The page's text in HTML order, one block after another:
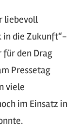
liebevoll
in die Zukunft“-
für den Drag
Pressetag
viele
im Einsatz in